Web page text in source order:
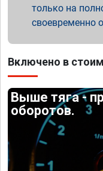
только на
своевременно
Включено в
Выше тяга -
оборотов.